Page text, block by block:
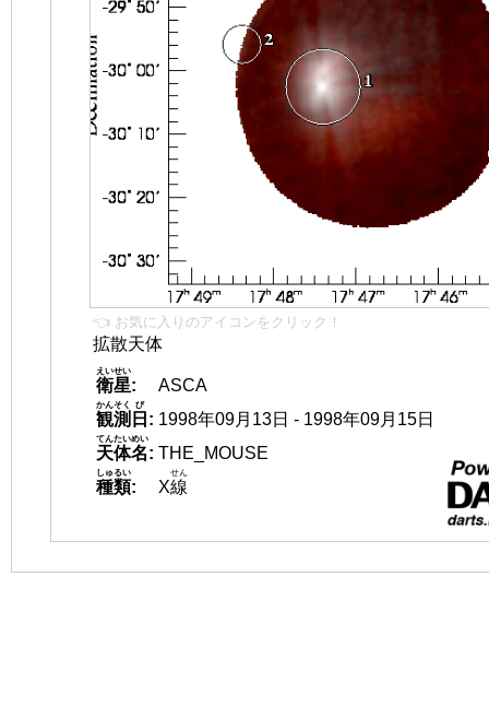
👈 お気に入りのアイコンをクリック！
拡散天体
衛星
えいせい
:
ASCA
観測
かんそく
日
び
: 1998年09月13日 - 1998年09月15日
天体名
てんたいめい
: THE_MOUSE
種類
しゅるい
: X線
せん